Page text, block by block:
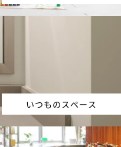
いつものスペース